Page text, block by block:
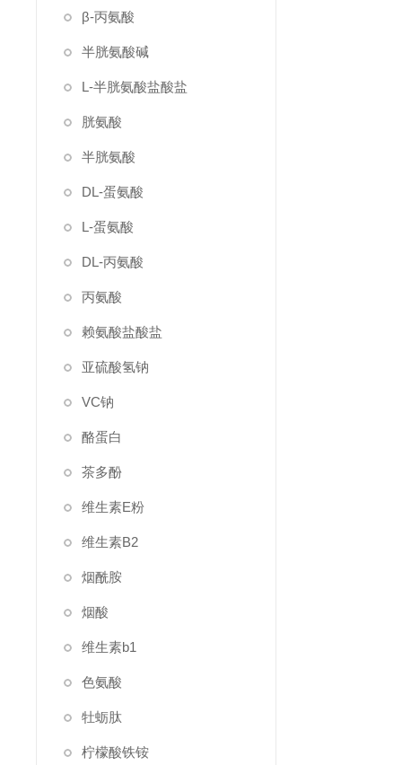
β-丙氨酸
半胱氨酸碱
L-半胱氨酸盐酸盐
胱氨酸
半胱氨酸
DL-蛋氨酸
L-蛋氨酸
DL-丙氨酸
丙氨酸
赖氨酸盐酸盐
亚硫酸氢钠
VC钠
酪蛋白
茶多酚
维生素E粉
维生素B2
烟酰胺
烟酸
维生素b1
色氨酸
牡蛎肽
柠檬酸铁铵